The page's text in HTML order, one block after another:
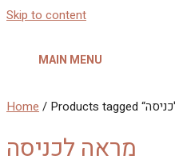
Skip to content
MAIN MENU
Home
מראה לכניסה